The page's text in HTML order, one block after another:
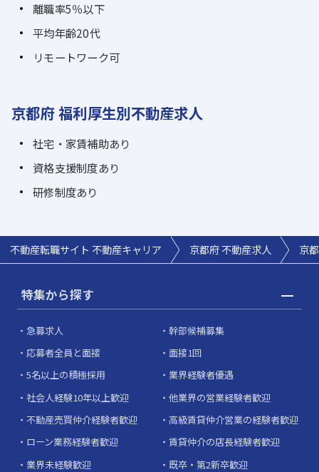
離職率5％以下
平均年齢20代
リモートワーク可
京都府 福利厚生別不動産求人
社宅・家賃補助あり
資格支援制度あり
研修制度あり
不動産転職サイト 不動産キャリア 京都府 不動産求人 京
特集から探す
急募求人
幹部候補募集
応募者全員と面接
面接1回
5名以上の積極採用
業界経験者優遇
社会人経験10年以上歓迎
他業界の営業経験者歓迎
不動産売買仲介経験者歓迎
高級賃貸仲介営業の経験者歓迎
ローン業務経験者歓迎
賃貸仲介の店長経験者歓迎
業界未経験歓迎
既卒・第2新卒歓迎